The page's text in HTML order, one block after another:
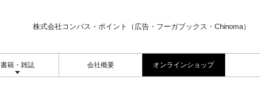
株式会社コンパス・ポイント（広告・フーガブックス・Chinoma）
書籍・雑誌 会社概要 オンラインショップ